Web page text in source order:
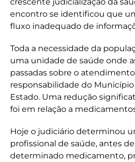
encontro se identificou que
fluxo inadequado de
Toda a necessidade da
uma unidade de saúde onde
passadas sobre o
responsabilidade do
Estado. Uma redução
foi em relação a
Hoje o judiciário determinou
profissional de saúde, antes
determinado medicamento,